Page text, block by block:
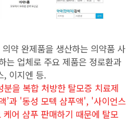
의약 완제품을 생산하는 의약품 사
는 업체로 주요 제품은 정로환과
, 이지엔 등.
분을 복합 처방한 탈모증 치료제
’과 '동성 모텍 샴푸액', '사이언스
어 샴푸 판매하기 때문에 탈모